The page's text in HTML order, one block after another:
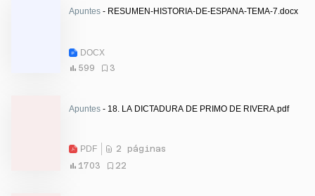
Apuntes - RESUMEN-HISTORIA-DE-ESPANA-TEMA-7.docx
DOCX
599
3
Apuntes - 18. LA DICTADURA DE PRIMO DE RIVERA.pdf
PDF
2 páginas
1703
22